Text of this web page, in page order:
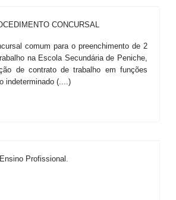
CONCURSAL
comum para o preenchimento de 2
na Escola Secundária de Peniche,
de contrato de trabalho em funções
indeterminado (....)
Profissional.